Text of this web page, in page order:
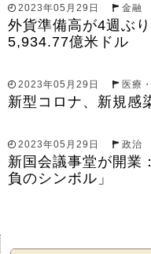
2023年05月29日 金融
外貨準備高が4週ぶ
5,934.77億米ドル
2023年05月29日 医療
新型コロナ、新規感
2023年05月29日 政治
新国会議事堂が開業
負のシンボル」